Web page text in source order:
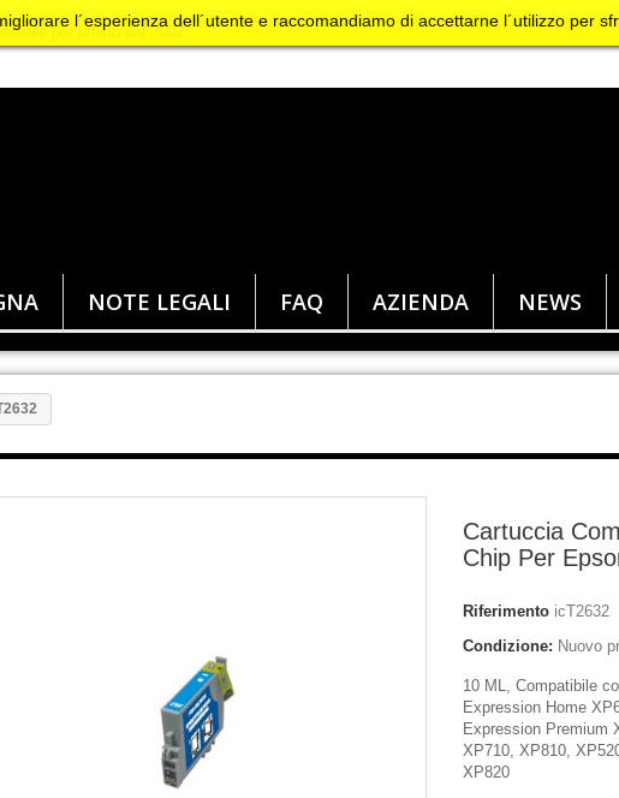
NOTE LEGALI FAQ AZIENDA NEWS
l´esperienza dell´utente e raccomandiamo di accettarne l´utilizzo per
Cartuccia
Chip Per
Riferimento icT2632
Condizione: Nuovo
10 ML, Compatibile
Expression Home
Expression Premium
XP710, XP810,
XP820